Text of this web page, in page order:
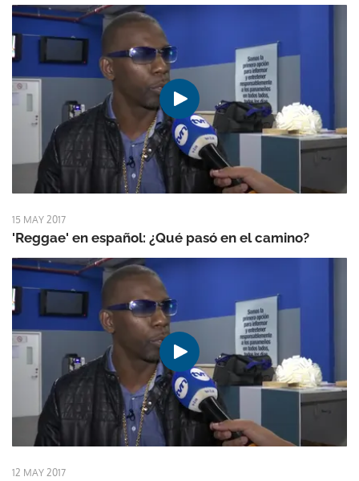
15 MAY 2017
'Reggae' en español: ¿Qué pasó en el camino?
12 MAY 2017